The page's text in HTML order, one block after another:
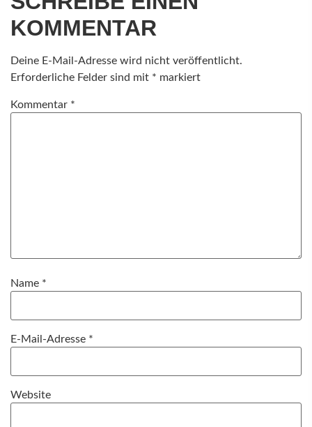
KOMMENTAR
Deine E-Mail-Adresse wird nicht veröffentlicht.
Erforderliche Felder sind mit * markiert
Kommentar *
Name *
E-Mail-Adresse *
Website